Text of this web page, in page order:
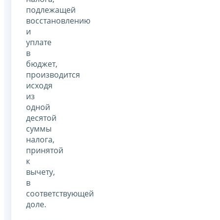
подлежащей
восстановлению
и
уплате
в
бюджет,
производится
исходя
из
одной
десятой
суммы
налога,
принятой
к
вычету,
в
соответствующей
доле.